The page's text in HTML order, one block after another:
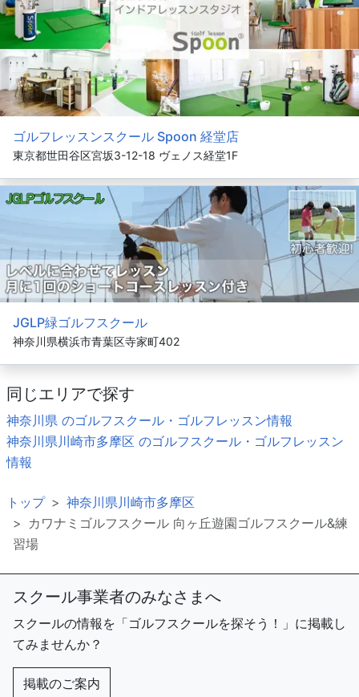
ゴルフレッスンスクール Spoon 経堂店
東京都世田谷区宮坂3-12-18 ヴェノス経堂1F
JGLP緑ゴルフスクール
神奈川県横浜市青葉区寺家町402
同じエリアで探す
神奈川県 のゴルフスクール・ゴルフレッスン情報
神奈川県川崎市多摩区 のゴルフスクール・ゴルフレッスン
情報
トップ
神奈川県川崎市多摩区
カワナミゴルフスクール 向ヶ丘遊園ゴルフスクール&練
習場
スクール事業者のみなさまへ
スクールの情報を「ゴルフスクールを探そう！」に掲載し
てみませんか？
掲載のご案内